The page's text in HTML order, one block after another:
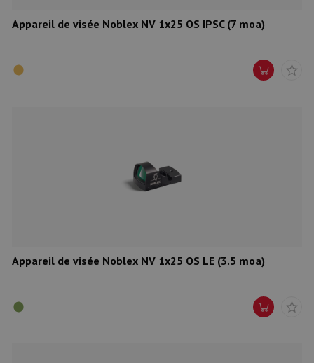
Appareil de visée Noblex NV 1x25 OS IPSC (7 moa)
Appareil de visée Noblex NV 1x25 OS LE (3.5 moa)